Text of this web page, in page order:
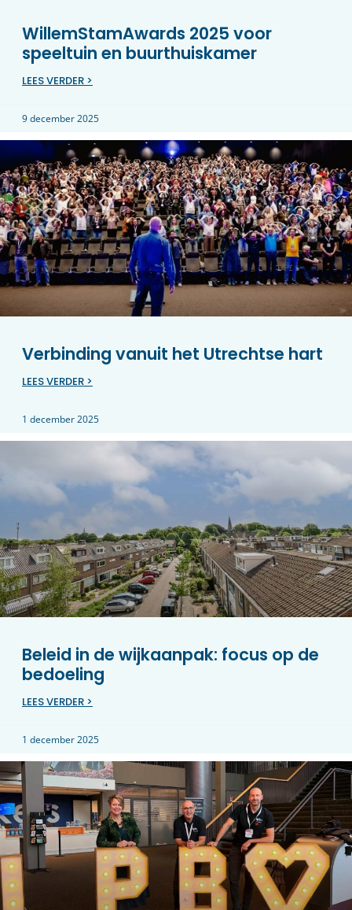
WillemStamAwards 2025 voor
speeltuin en buurthuiskamer
LEES VERDER >
9 december 2025
Verbinding vanuit het Utrechtse hart
LEES VERDER >
1 december 2025
Beleid in de wijkaanpak: focus op de
bedoeling
LEES VERDER >
1 december 2025